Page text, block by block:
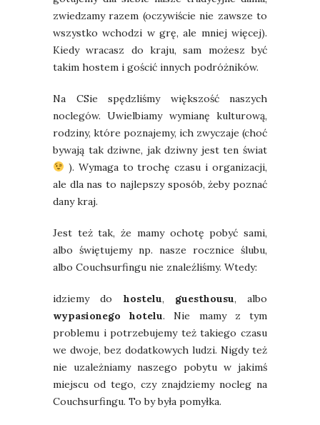
zwiedzamy razem (oczywiście nie zawsze to
wszystko wchodzi w grę, ale mniej więcej).
Kiedy wracasz do kraju, sam możesz być
takim hostem i gościć innych podróżników.
Na CSie spędzliśmy większość naszych
noclegów. Uwielbiamy wymianę kulturową,
rodziny, które poznajemy, ich zwyczaje (choć
bywają tak dziwne, jak dziwny jest ten świat
). Wymaga to trochę czasu i organizacji,
ale dla nas to najlepszy sposób, żeby poznać
dany kraj.
Jest też tak, że mamy ochotę pobyć sami,
albo świętujemy np. nasze rocznice ślubu,
albo Couchsurfingu nie znaleźliśmy. Wtedy:
idziemy do hostelu, guesthousu, albo
wypasionego
hotelu. Nie mamy z tym
problemu i potrzebujemy też takiego czasu
we dwoje, bez dodatkowych ludzi. Nigdy też
nie uzależniamy naszego pobytu w jakimś
miejscu od tego, czy znajdziemy nocleg na
Couchsurfingu. To by była pomyłka.